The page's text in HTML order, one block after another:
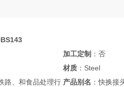
加工定制 ：否
材质 ：Steel
路、和食品处理行 产品别名 ：快换接